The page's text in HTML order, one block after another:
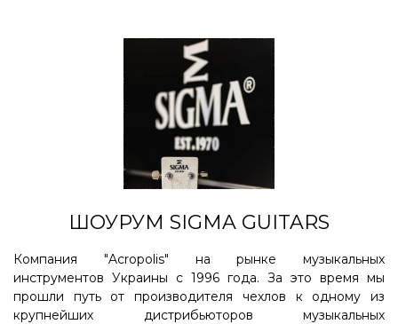
ШОУРУМ SIGMA GUITARS
Компания "Acropolis" на рынке музыкальных
инструментов Украины с 1996 года. За это время мы
прошли путь от производителя чехлов к одному из
крупнейших дистрибьюторов музыкальных